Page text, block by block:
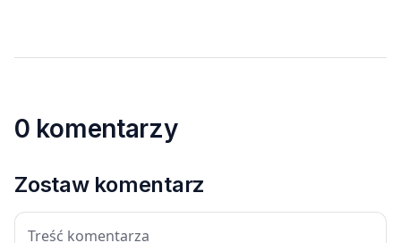
0 komentarzy
Zostaw komentarz